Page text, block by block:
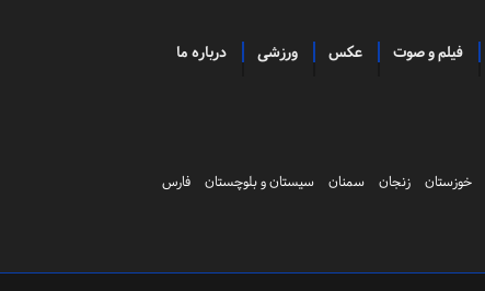
فیلم و صوت عکس ورزشی درباره ما
خوزستان زنجان سمنان سیستان و بلوچستان
فارس